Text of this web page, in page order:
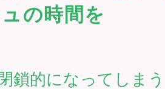
の時間を
鎖的になってしまう